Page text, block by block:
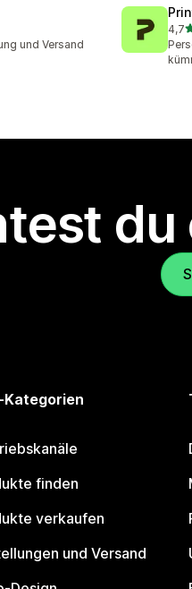
und Versand
4,7
du
Kategorien
finden
verkaufen
und Versand